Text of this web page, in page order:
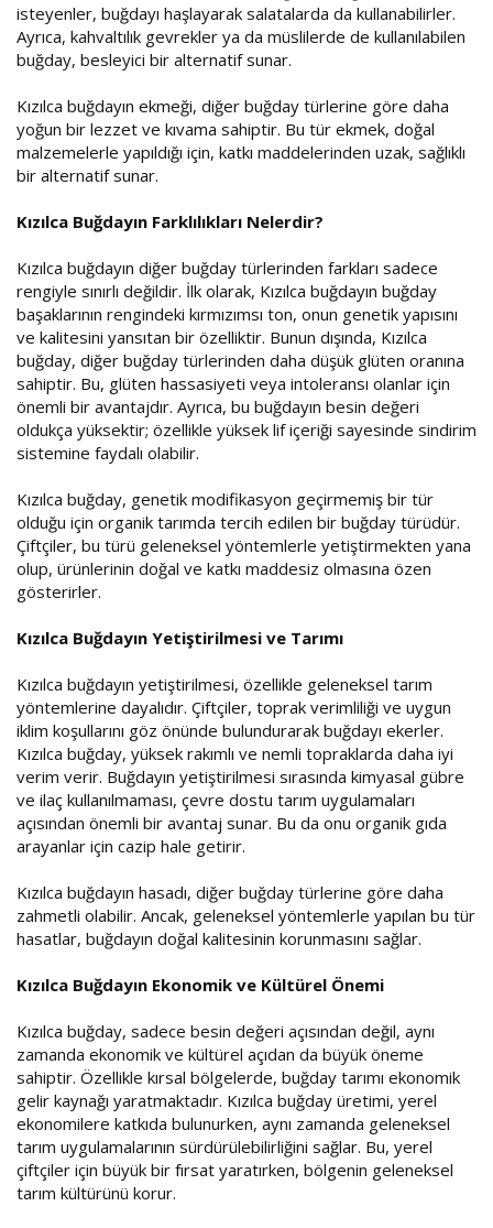
isteyenler, buğdayı haşlayarak salatalarda da kullanabilirler.
Ayrıca, kahvaltılık gevrekler ya da müslilerde de kullanılabilen
buğday, besleyici bir alternatif sunar.
Kızılca buğdayın ekmeği, diğer buğday türlerine göre daha
yoğun bir lezzet ve kıvama sahiptir. Bu tür ekmek, doğal
malzemelerle yapıldığı için, katkı maddelerinden uzak, sağlıklı
bir alternatif sunar.
Kızılca Buğdayın Farklılıkları Nelerdir?
Kızılca buğdayın diğer buğday türlerinden farkları sadece
rengiyle sınırlı değildir. İlk olarak, Kızılca buğdayın buğday
başaklarının rengindeki kırmızımsı ton, onun genetik yapısını
ve kalitesini yansıtan bir özelliktir. Bunun dışında, Kızılca
buğday, diğer buğday türlerinden daha düşük glüten oranına
sahiptir. Bu, glüten hassasiyeti veya intoleransı olanlar için
önemli bir avantajdır. Ayrıca, bu buğdayın besin değeri
oldukça yüksektir; özellikle yüksek lif içeriği sayesinde sindirim
sistemine faydalı olabilir.
Kızılca buğday, genetik modifikasyon geçirmemiş bir tür
olduğu için organik tarımda tercih edilen bir buğday türüdür.
Çiftçiler, bu türü geleneksel yöntemlerle yetiştirmekten yana
olup, ürünlerinin doğal ve katkı maddesiz olmasına özen
gösterirler.
Kızılca Buğdayın Yetiştirilmesi ve Tarımı
Kızılca buğdayın yetiştirilmesi, özellikle geleneksel tarım
yöntemlerine dayalıdır. Çiftçiler, toprak verimliliği ve uygun
iklim koşullarını göz önünde bulundurarak buğdayı ekerler.
Kızılca buğday, yüksek rakımlı ve nemli topraklarda daha iyi
verim verir. Buğdayın yetiştirilmesi sırasında kimyasal gübre
ve ilaç kullanılmaması, çevre dostu tarım uygulamaları
açısından önemli bir avantaj sunar. Bu da onu organik gıda
arayanlar için cazip hale getirir.
Kızılca buğdayın hasadı, diğer buğday türlerine göre daha
zahmetli olabilir. Ancak, geleneksel yöntemlerle yapılan bu tür
hasatlar, buğdayın doğal kalitesinin korunmasını sağlar.
Kızılca Buğdayın Ekonomik ve Kültürel Önemi
Kızılca buğday, sadece besin değeri açısından değil, aynı
zamanda ekonomik ve kültürel açıdan da büyük öneme
sahiptir. Özellikle kırsal bölgelerde, buğday tarımı ekonomik
gelir kaynağı yaratmaktadır. Kızılca buğday üretimi, yerel
ekonomilere katkıda bulunurken, aynı zamanda geleneksel
tarım uygulamalarının sürdürülebilirliğini sağlar. Bu, yerel
çiftçiler için büyük bir fırsat yaratırken, bölgenin geleneksel
tarım kültürünü korur.